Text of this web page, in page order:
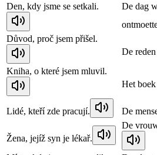
Den, kdy jsme se setkali.
De dag
Důvod, proč jsem přišel.
De
Kniha, o které jsem mluvil.
Het
Lidé, kteří zde pracují. De
Žena, jejíž syn je lékař.
De